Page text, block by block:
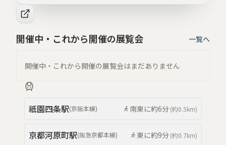
開催中・これから開催の展覧会 一覧へ
開催中・これから開催の展覧会はまだありません
祇園四条駅(京阪本線) 南東に約6分(約0.5km)
京都河原町駅(阪急京都本線) 東に約9分(約0.7km)